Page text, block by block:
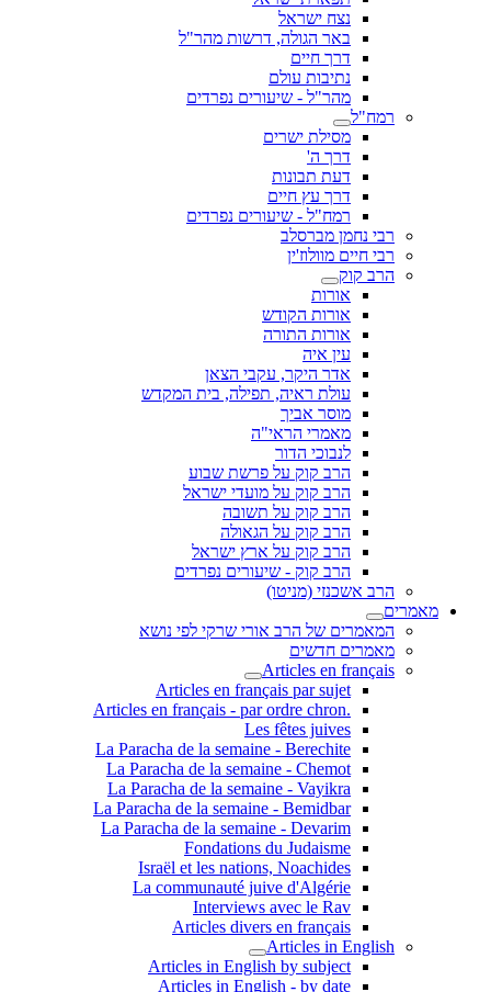
נצח ישראל
באר הגולה, דרשות מהר"ל
דרך חיים
נתיבות עולם
מהר"ל - שיעורים נפרדים
רמח"ל
מסילת ישרים
דרך ה'
דעת תבונות
דרך עץ חיים
רמח"ל - שיעורים נפרדים
רבי נחמן מברסלב
רבי חיים מוולוז'ין
הרב קוק
אורות
אורות הקודש
אורות התורה
עין איה
אדר היקר, עקבי הצאן
עולת ראיה, תפילה, בית המקדש
מוסר אביך
מאמרי הראי"ה
לנבוכי הדור
הרב קוק על פרשת שבוע
הרב קוק על מועדי ישראל
הרב קוק על תשובה
הרב קוק על הגאולה
הרב קוק על ארץ ישראל
הרב קוק - שיעורים נפרדים
הרב אשכנזי (מניטו)
מאמרים
המאמרים של הרב אורי שרקי לפי נושא
מאמרים חדשים
Articles en français
Articles en français par sujet
.Articles en français - par ordre chron
Les fêtes juives
La Paracha de la semaine - Berechite
La Paracha de la semaine - Chemot
La Paracha de la semaine - Vayikra
La Paracha de la semaine - Bemidbar
La Paracha de la semaine - Devarim
Fondations du Judaisme
Israël et les nations, Noachides
La communauté juive d'Algérie
Interviews avec le Rav
Articles divers en français
Articles in English
Articles in English by subject
Articles in English - by date